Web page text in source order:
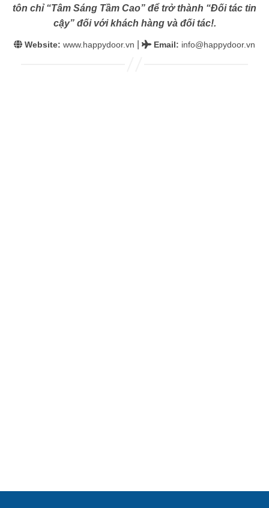
tôn chỉ “Tâm Sáng Tầm Cao” để trở thành “Đối tác tin
cậy” đối với khách hàng và đối tác!.
Website: www.happydoor.vn Email: info@happydoor.vn